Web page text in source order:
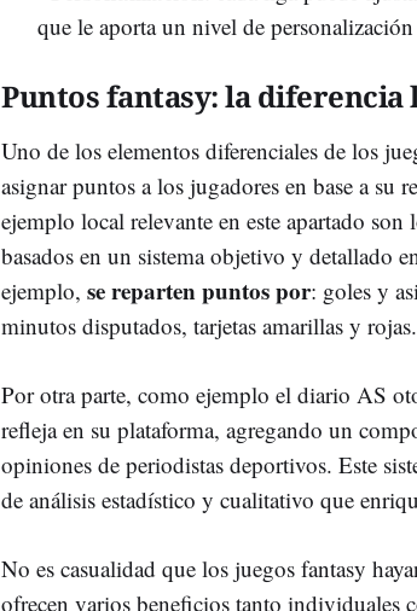
que le aporta un nivel de
Puntos fantasy: la
Uno de los elementos diferenciales de los
asignar puntos a los jugadores en base a su
ejemplo local relevante en este apartado son
basados en un sistema objetivo y detallado
ejemplo, se reparten puntos por: goles y
minutos disputados, tarjetas amarillas y rojas.
Por otra parte, como ejemplo el diario AS
refleja en su plataforma, agregando un
opiniones de periodistas deportivos. Este
de análisis estadístico y cualitativo que
No es casualidad que los juegos fantasy
ofrecen varios beneficios tanto individuales